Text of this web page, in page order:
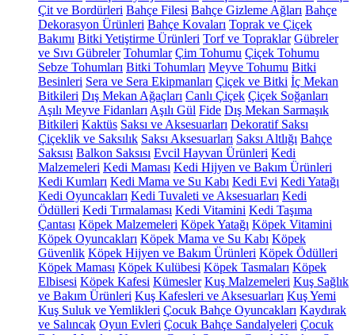
Çit ve Bordürleri Bahçe Filesi Bahçe Gizleme Ağları Bahçe
Dekorasyon Ürünleri Bahçe Kovaları Toprak ve Çiçek
Bakımı Bitki Yetiştirme Ürünleri Torf ve Topraklar Gübreler
ve Sıvı Gübreler Tohumlar Çim Tohumu Çiçek Tohumu
Sebze Tohumları Bitki Tohumları Meyve Tohumu Bitki
Besinleri Sera ve Sera Ekipmanları Çiçek ve Bitki İç Mekan
Bitkileri Dış Mekan Ağaçları Canlı Çiçek Çiçek Soğanları
Aşılı Meyve Fidanları Aşılı Gül Fide Dış Mekan Sarmaşık
Bitkileri Kaktüs Saksı ve Aksesuarları Dekoratif Saksı
Çiçeklik ve Saksılık Saksı Aksesuarları Saksı Altlığı Bahçe
Saksısı Balkon Saksısı Evcil Hayvan Ürünleri Kedi
Malzemeleri Kedi Maması Kedi Hijyen ve Bakım Ürünleri
Kedi Kumları Kedi Mama ve Su Kabı Kedi Evi Kedi Yatağı
Kedi Oyuncakları Kedi Tuvaleti ve Aksesuarları Kedi
Ödülleri Kedi Tırmalaması Kedi Vitamini Kedi Taşıma
Çantası Köpek Malzemeleri Köpek Yatağı Köpek Vitamini
Köpek Oyuncakları Köpek Mama ve Su Kabı Köpek
Güvenlik Köpek Hijyen ve Bakım Ürünleri Köpek Ödülleri
Köpek Maması Köpek Kulübesi Köpek Tasmaları Köpek
Elbisesi Köpek Kafesi Kümesler Kuş Malzemeleri Kuş Sağlık
ve Bakım Ürünleri Kuş Kafesleri ve Aksesuarları Kuş Yemi
Kuş Suluk ve Yemlikleri Çocuk Bahçe Oyuncakları Kaydırak
ve Salıncak Oyun Evleri Çocuk Bahçe Sandalyeleri Çocuk